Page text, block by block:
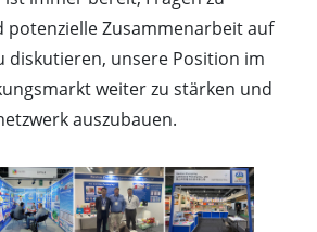
Zusammenarbeit auf
diskutieren, unsere Position im
weiter zu stärken und
auszubauen.